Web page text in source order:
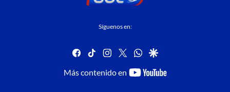
Síguenos en:
facebook
tiktok instagram
twitterwhatsapp
google
Más contenido en
youtube-